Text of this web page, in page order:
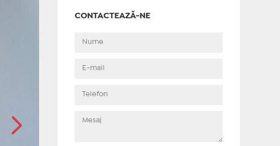
CONTACTEAZĂ-NE